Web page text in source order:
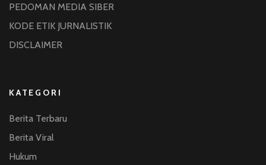
PEDOMAN MEDIA SIBER
KODE ETIK JURNALISTIK
DISCLAIMER
KATEGORI
Berita Terbaru
Berita Viral
Hukum